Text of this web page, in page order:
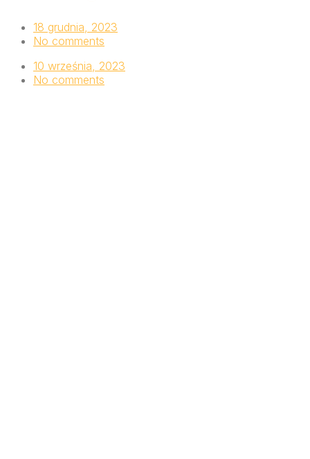
18 grudnia, 2023
No comments
10 września, 2023
No comments